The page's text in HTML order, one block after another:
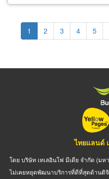
ยาง
Pagination
Current
page
1 Page
2 Page
3 Page
4 Page
5
ไทยแลนด์
โดย บริษัท เทเลอินโฟ มีเดีย จำกัด (มห
ไม่เคยหยุดพัฒนาบริการที่ดีที่สุดด้านดิ